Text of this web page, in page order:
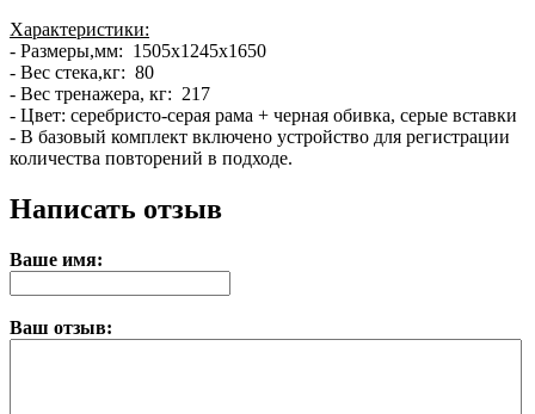
Характеристики:
- Размеры,мм: 1505х1245х1650
- Вес стека,кг: 80
- Вес тренажера, кг: 217
- Цвет: серебристо-серая рама + черная обивка, серые вставки
- В базовый комплект включено устройство для регистрации
количества повторений в подходе.
Написать отзыв
Ваше имя:
Ваш отзыв: